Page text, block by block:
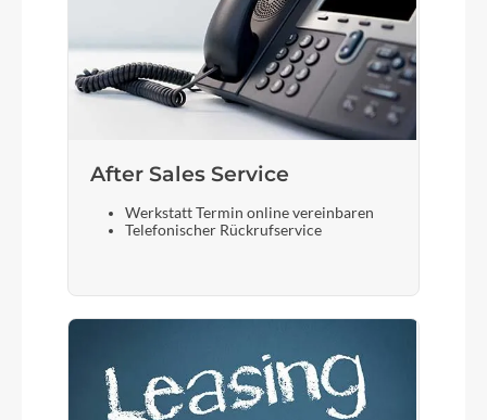
After Sales Service
Werkstatt Termin online vereinbaren
Telefonischer Rückrufservice